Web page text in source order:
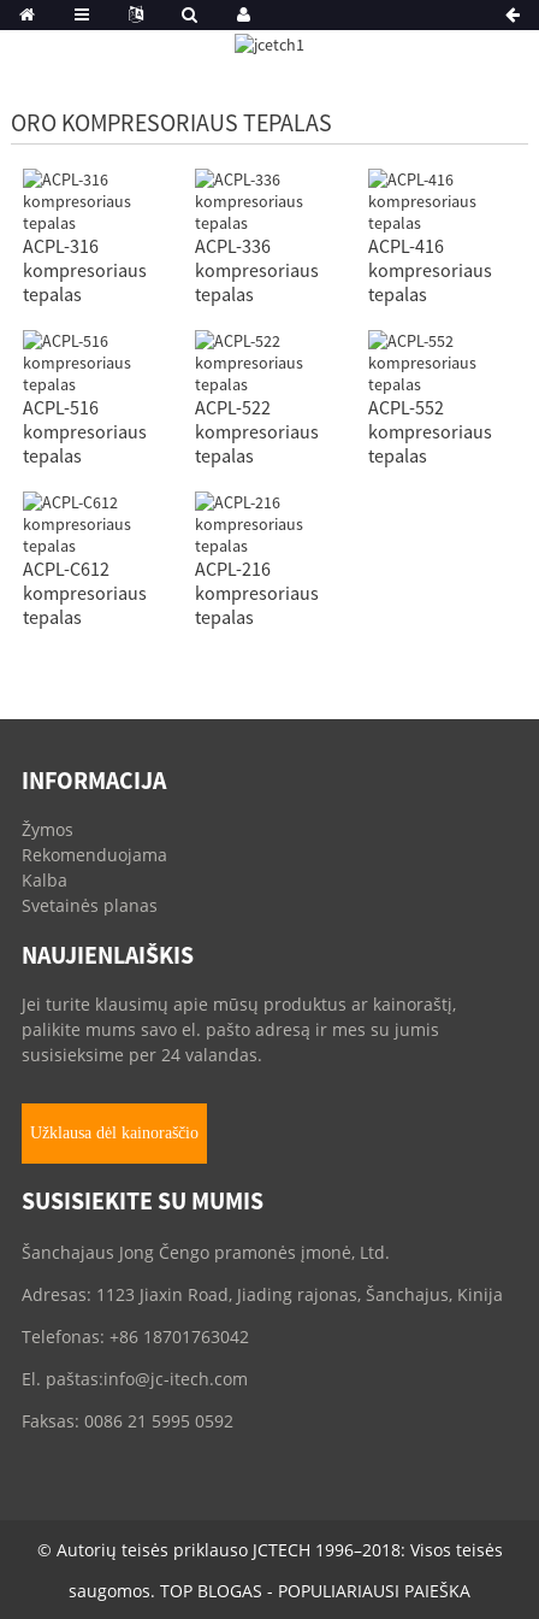
ORO KOMPRESORIAUS TEPALAS
ACPL-316
kompresoriaus
tepalas
ACPL-336
kompresoriaus
tepalas
ACPL-416
kompresoriaus
tepalas
ACPL-516
kompresoriaus
tepalas
ACPL-522
kompresoriaus
tepalas
ACPL-552
kompresoriaus
tepalas
ACPL-C612
kompresoriaus
tepalas
ACPL-216
kompresoriaus
tepalas
INFORMACIJA
Žymos
Rekomenduojama
Kalba
Svetainės planas
NAUJIENLAIŠKIS
Jei turite klausimų apie mūsų produktus ar kainoraštį,
palikite mums savo el. pašto adresą ir mes su jumis
susisieksime per 24 valandas.
Užklausa dėl kainoraščio
SUSISIEKITE SU MUMIS
Šanchajaus Jong Čengo pramonės įmonė, Ltd.
Adresas: 1123 Jiaxin Road, Jiading rajonas, Šanchajus, Kinija
Telefonas: +86 18701763042
El. paštas:info@jc-itech.com
Faksas: 0086 21 5995 0592
© Autorių teisės priklauso JCTECH 1996–2018: Visos teisės
saugomos. TOP BLOGAS - POPULIARIAUSI PAIEŠKA